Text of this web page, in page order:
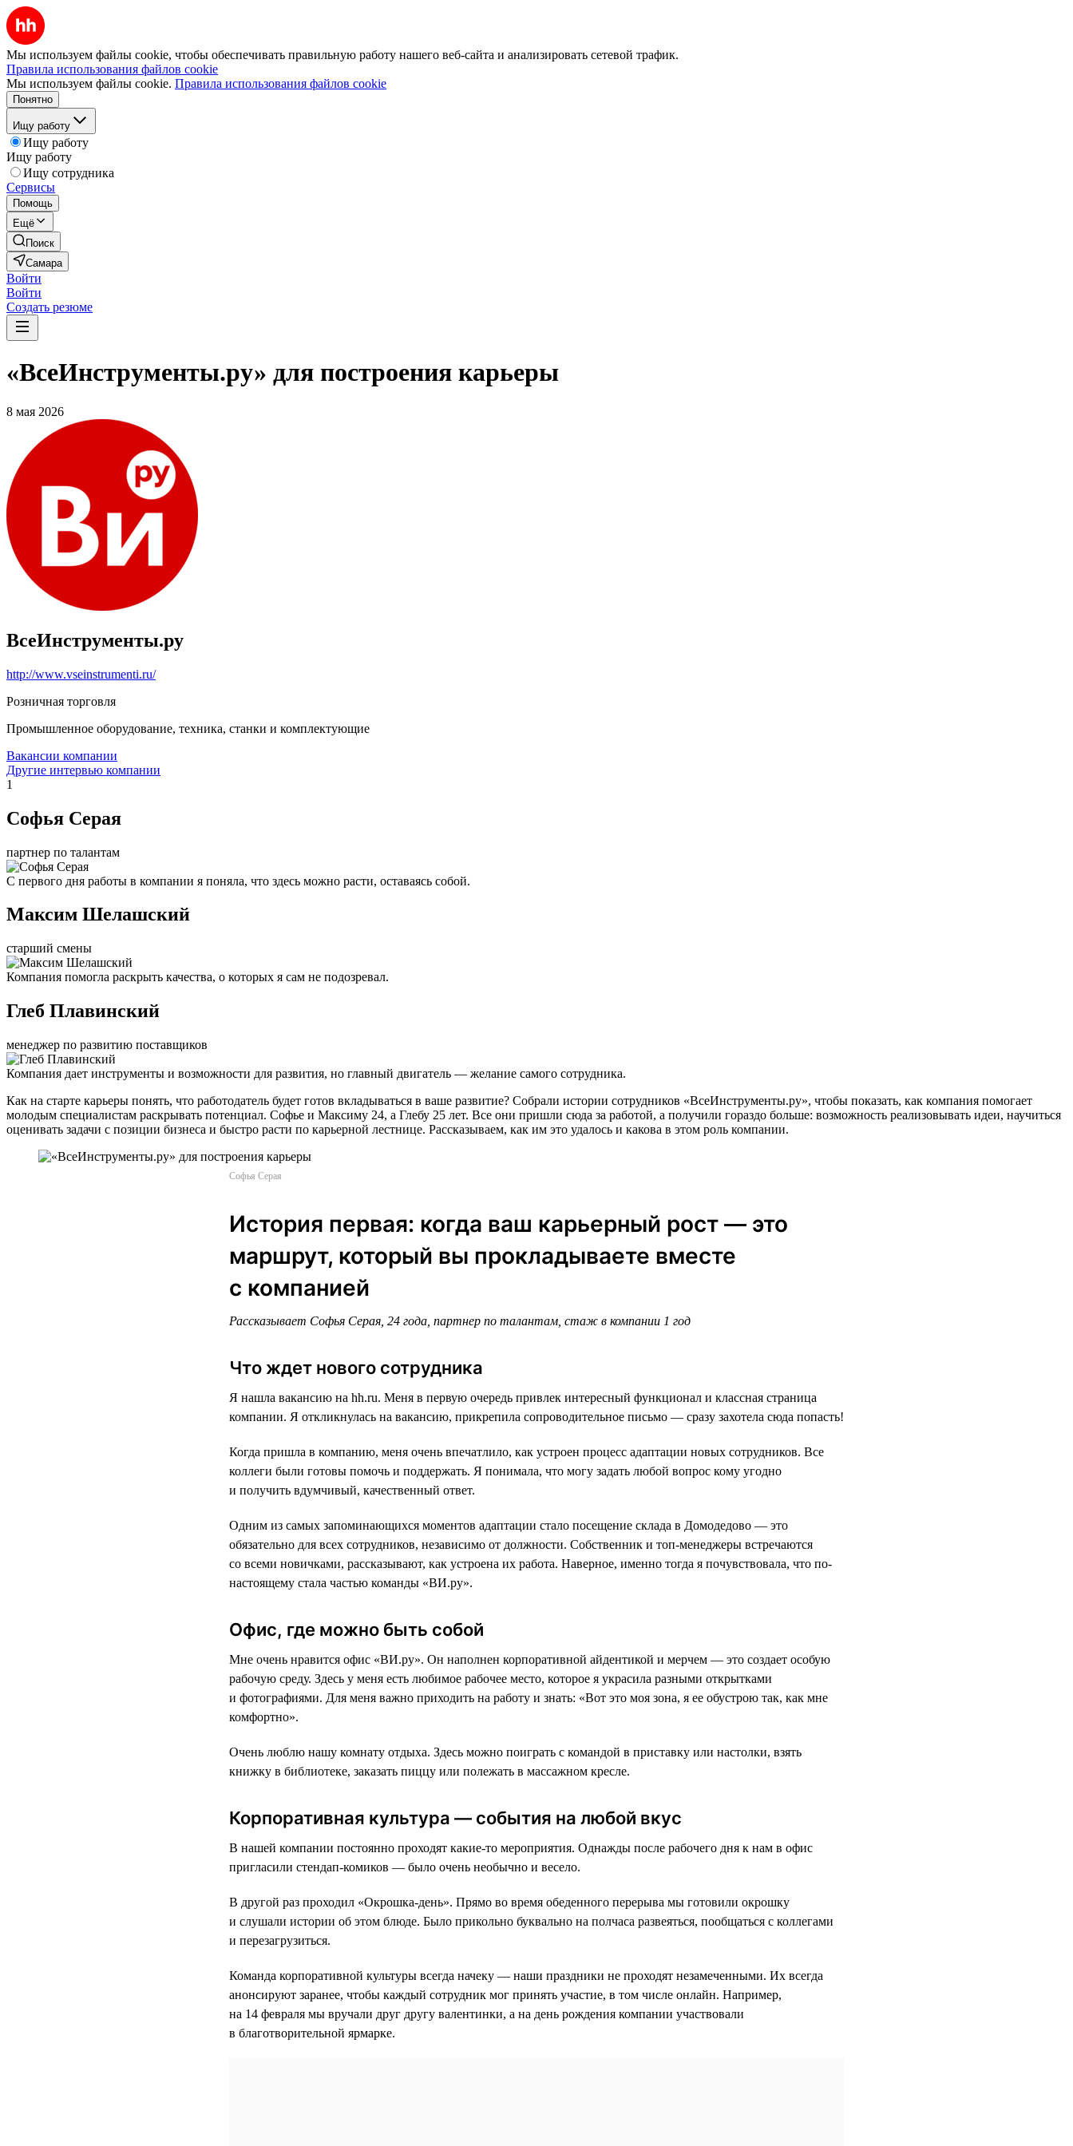
Мы используем файлы cookie, чтобы обеспечивать правильную работу нашего веб-сайта и анализировать сетевой трафик.
Правила использования файлов cookie
Мы используем файлы cookie. Правила использования файлов cookie
Понятно
Ищу работу
Ищу работу
Ищу работу
Ищу сотрудника
Сервисы
Помощь
Ещё
Поиск
Самара
Войти
Войти
Создать резюме
«ВсеИнструменты.ру» для построения карьеры
8 мая 2026
ВсеИнструменты.ру
http://www.vseinstrumenti.ru/
Розничная торговля
Промышленное оборудование, техника, станки и комплектующие
Вакансии компании
Другие интервью компании
1
Софья Серая
партнер по талантам
С первого дня работы в компании я поняла, что здесь можно расти, оставаясь собой.
Максим Шелашский
старший смены
Компания помогла раскрыть качества, о которых я сам не подозревал.
Глеб Плавинский
менеджер по развитию поставщиков
Компания дает инструменты и возможности для развития, но главный двигатель — желание самого сотрудника.
Как на старте карьеры понять, что работодатель будет готов вкладываться в ваше развитие? Собрали истории сотрудников «ВсеИнструменты.ру», чтобы показать, как компания помогает
молодым специалистам раскрывать потенциал. Софье и Максиму 24, а Глебу 25 лет. Все они пришли сюда за работой, а получили гораздо больше: возможность реализовывать идеи, научиться
оценивать задачи с позиции бизнеса и быстро расти по карьерной лестнице. Рассказываем, как им это удалось и какова в этом роль компании.
Софья Серая
История первая: когда ваш карьерный рост — это
маршрут, который вы прокладываете вместе
с компанией
Рассказывает Софья Серая, 24 года, партнер по талантам, стаж в компании 1 год
Что ждет нового сотрудника
Я нашла вакансию на hh.ru. Меня в первую очередь привлек интересный функционал и классная страница
компании. Я откликнулась на вакансию, прикрепила сопроводительное письмо — сразу захотела сюда попасть!
Когда пришла в компанию, меня очень впечатлило, как устроен процесс адаптации новых сотрудников. Все
коллеги были готовы помочь и поддержать. Я понимала, что могу задать любой вопрос кому угодно
и получить вдумчивый, качественный ответ.
Одним из самых запоминающихся моментов адаптации стало посещение склада в Домодедово — это
обязательно для всех сотрудников, независимо от должности. Собственник и топ-менеджеры встречаются
со всеми новичками, рассказывают, как устроена их работа. Наверное, именно тогда я почувствовала, что по-
настоящему стала частью команды «ВИ.ру».
Офис, где можно быть собой
Мне очень нравится офис «ВИ.ру». Он наполнен корпоративной айдентикой и мерчем — это создает особую
рабочую среду. Здесь у меня есть любимое рабочее место, которое я украсила разными открытками
и фотографиями. Для меня важно приходить на работу и знать: «Вот это моя зона, я ее обустрою так, как мне
комфортно».
Очень люблю нашу комнату отдыха. Здесь можно поиграть с командой в приставку или настолки, взять
книжку в библиотеке, заказать пиццу или полежать в массажном кресле.
Корпоративная культура — события на любой вкус
В нашей компании постоянно проходят какие-то мероприятия. Однажды после рабочего дня к нам в офис
пригласили стендап-комиков — было очень необычно и весело.
В другой раз проходил «Окрошка-день». Прямо во время обеденного перерыва мы готовили окрошку
и слушали истории об этом блюде. Было прикольно буквально на полчаса развеяться, пообщаться с коллегами
и перезагрузиться.
Команда корпоративной культуры всегда начеку — наши праздники не проходят незамеченными. Их всегда
анонсируют заранее, чтобы каждый сотрудник мог принять участие, в том числе онлайн. Например,
на 14 февраля мы вручали друг другу валентинки, а на день рождения компании участвовали
в благотворительной ярмарке.